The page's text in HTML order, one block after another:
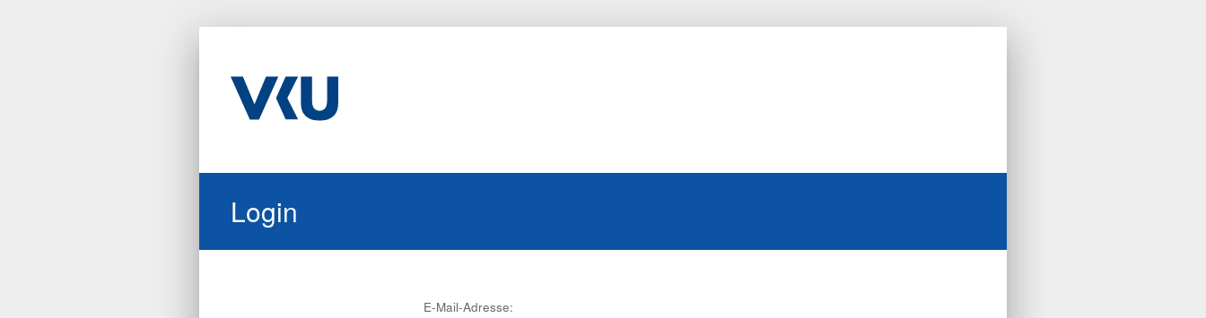
Login
E-Mail-Adresse: